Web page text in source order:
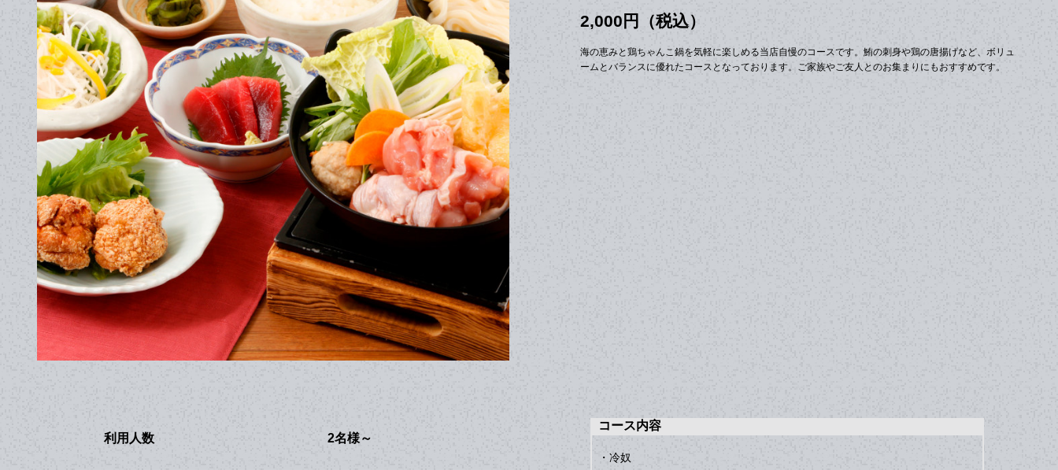
2,000円（税込）
海の恵みと鶏ちゃんこ鍋を気軽に楽しめる当店自慢のコースです。鮪の刺身や鶏の唐揚げなど、ボリュ
ームとバランスに優れたコースとなっております。ご家族やご友人とのお集まりにもおすすめです。
利用人数 2名様～
コース内容
・冷奴